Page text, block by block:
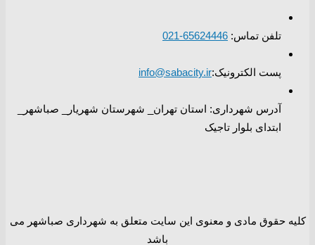
تلفن تماس: 65624446-021
پست الکترونیک:info@sabacity.ir
آدرس شهرداری: استان تهران_ شهرستان شهریار_ صباشهر_
ابتدای بلوار تاجیک
کلیه حقوق مادی و معنوی این سایت متعلق به شهرداری صباشهر می
باشد